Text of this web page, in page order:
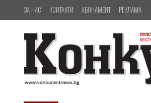
ЗА НАС КОНТАКТИ АБОНАМЕНТ РЕКЛАМА